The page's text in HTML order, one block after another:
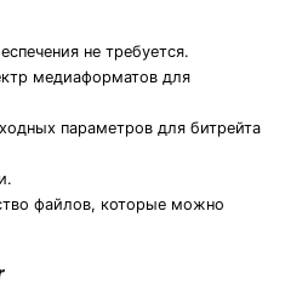
не требуется.
медиаформатов для
параметров для битрейта
файлов, которые можно